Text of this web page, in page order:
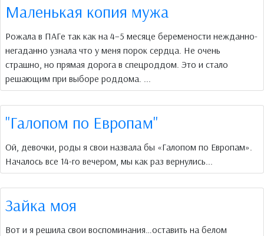
Маленькая копия мужа
Рожала в ПАГе так как на 4–5 месяце беремености нежданно-
негаданно узнала что у меня порок сердца. Не очень
страшно, но прямая дорога в спецроддом. Это и стало
решающим при выборе роддома. ...
"Галопом по Европам"
Ой, девочки, роды я свои назвала бы «Галопом по Европам».
Началось все 14-го вечером, мы как раз вернулись...
Зайка моя
Вот и я решила свои воспоминания…оставить на белом